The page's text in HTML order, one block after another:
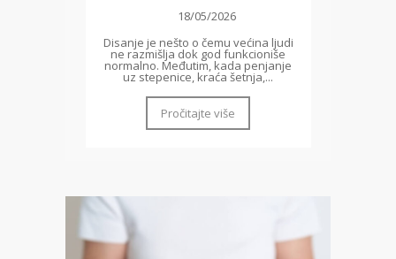
18/05/2026
Disanje je nešto o čemu većina ljudi
ne razmišlja dok god funkcioniše
normalno. Međutim, kada penjanje
uz stepenice, kraća šetnja,...
Pročitajte više